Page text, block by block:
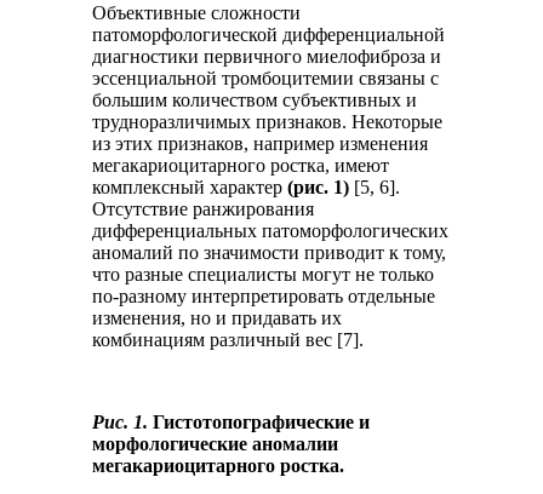
Объективные сложности
патоморфологической дифференциальной
диагностики первичного миелофиброза и
эссенциальной тромбоцитемии связаны с
большим количеством субъективных и
трудноразличимых признаков. Некоторые
из этих признаков, например изменения
мегакариоцитарного ростка, имеют
комплексный характер(рис. 1) [5, 6].
Отсутствие ранжирования
дифференциальных патоморфологических
аномалий по значимости приводит к тому,
что разные специалисты могут не только
по-разному интерпретировать отдельные
изменения, но и придавать их
комбинациям различный вес [7].
Рис. 1. Гистотопографические и
морфологические аномалии
мегакариоцитарного ростка.